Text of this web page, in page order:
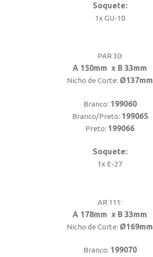
Soquete:
1x GU-10
PAR 30:
A 150mm x B 33mm
Nicho de Corte: Ø137mm
Branco: 199060
Branco/Preto: 199065
Preto: 199066
Soquete:
1x E-27
AR 111:
A 178mm x B 33mm
Nicho de Corte: Ø169mm
Branco: 199070